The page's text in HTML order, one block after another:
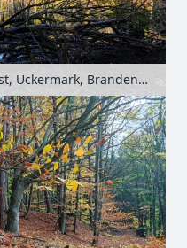
Brackensee im Grumsiner Forst, Uckermark, Brandenburg, Deutschland